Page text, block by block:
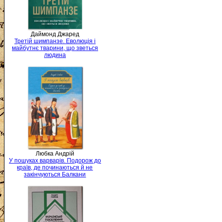
Даймонд Джаред
Третій шимпанзе. Еволюція і
майбутнє тварини, що зветься
людина
Любка Андрій
У пошуках варварів. Подорож до
країв, де починаються й не
закінчуються Балкани